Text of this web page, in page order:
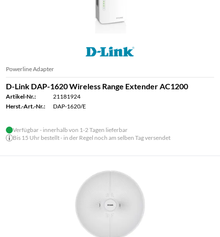
Powerline Adapter
D-Link DAP-1620 Wireless Range Extender AC1200
Artikel-Nr.:
21181924
Herst.-Art.-Nr.:
DAP-1620/E
Verfügbar - innerhalb von 1-2 Tagen lieferbar
Bis 15 Uhr bestellt - in der Regel noch am selben Tag versendet